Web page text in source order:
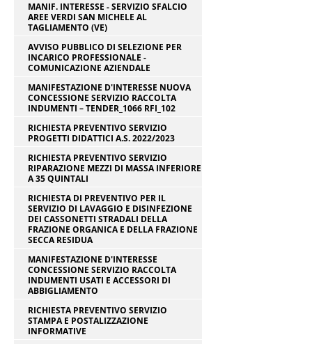
MANIF. INTERESSE - SERVIZIO SFALCIO
AREE VERDI SAN MICHELE AL
TAGLIAMENTO (VE)
AVVISO PUBBLICO DI SELEZIONE PER
INCARICO PROFESSIONALE -
COMUNICAZIONE AZIENDALE
MANIFESTAZIONE D'INTERESSE NUOVA
CONCESSIONE SERVIZIO RACCOLTA
INDUMENTI – TENDER_1066 RFI_102
RICHIESTA PREVENTIVO SERVIZIO
PROGETTI DIDATTICI A.S. 2022/2023
RICHIESTA PREVENTIVO SERVIZIO
RIPARAZIONE MEZZI DI MASSA INFERIORE
A 35 QUINTALI
RICHIESTA DI PREVENTIVO PER IL
SERVIZIO DI LAVAGGIO E DISINFEZIONE
DEI CASSONETTI STRADALI DELLA
FRAZIONE ORGANICA E DELLA FRAZIONE
SECCA RESIDUA
MANIFESTAZIONE D'INTERESSE
CONCESSIONE SERVIZIO RACCOLTA
INDUMENTI USATI E ACCESSORI DI
ABBIGLIAMENTO
RICHIESTA PREVENTIVO SERVIZIO
STAMPA E POSTALIZZAZIONE
INFORMATIVE